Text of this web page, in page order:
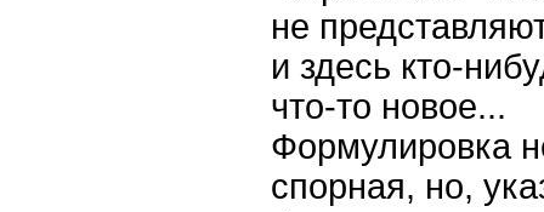
не
и здесь кто-
что-то новое...
Формулировка
спорная, но,